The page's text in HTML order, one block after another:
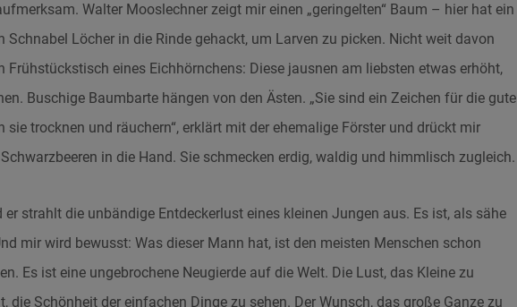
Walter Mooslechner zeigt mir einen „geringelten“ Baum – hier hat ein
Schnabel Löcher in die Rinde gehackt, um Larven zu picken. Nicht weit davon
Frühstückstisch eines Eichhörnchens: Diese jausnen am liebsten etwas erhöht,
Buschige Baumbarte hängen von den Ästen. „Sie sind ein Zeichen für die gute
trocknen und räuchern“, erklärt mit der ehemalige Förster und drückt mir
in die Hand. Sie schmecken erdig, waldig und himmlisch zugleich.
er strahlt die unbändige Entdeckerlust eines kleinen Jungen aus. Es ist, als sähe
mir wird bewusst: Was dieser Mann hat, ist den meisten Menschen schon
Es ist eine ungebrochene Neugierde auf die Welt. Die Lust, das Kleine zu
die Schönheit der einfachen Dinge zu sehen. Der Wunsch, das große Ganze zu